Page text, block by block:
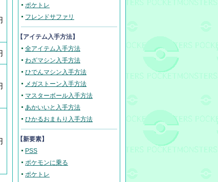
ポケトレ
フレンドサファリ
【アイテム入手方法】
全アイテム入手方法
わざマシン入手方法
ひでんマシン入手方法
メガストーン入手方法
マスターボール入手方法
あかいいと入手方法
ひかるおまもり入手方法
【新要素】
PSS
ポケモンに乗る
ポケトレ